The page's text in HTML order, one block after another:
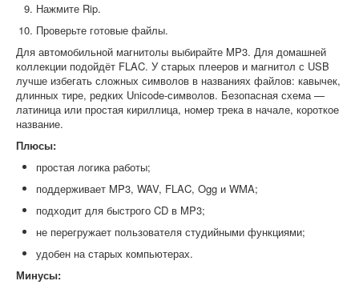
Нажмите Rip.
Проверьте готовые файлы.
Для автомобильной магнитолы выбирайте MP3. Для домашней
коллекции подойдёт FLAC. У старых плееров и магнитол с USB
лучше избегать сложных символов в названиях файлов: кавычек,
длинных тире, редких Unicode-символов. Безопасная схема —
латиница или простая кириллица, номер трека в начале, короткое
название.
Плюсы:
простая логика работы;
поддерживает MP3, WAV, FLAC, Ogg и WMA;
подходит для быстрого CD в MP3;
не перегружает пользователя студийными функциями;
удобен на старых компьютерах.
Минусы: